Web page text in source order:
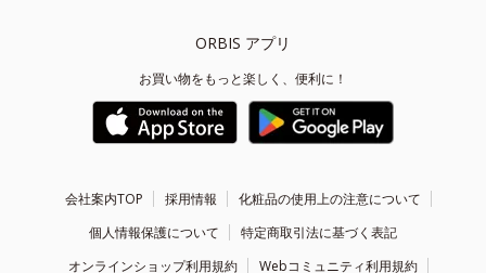
ORBIS アプリ
お買い物をもっと楽しく、便利に！
会社案内TOP 採用情報
化粧品の使用上の注意について
個人情報保護について
特定商取引法に基づく表記
オンラインショップ利用規約
Webコミュニティ利用規約